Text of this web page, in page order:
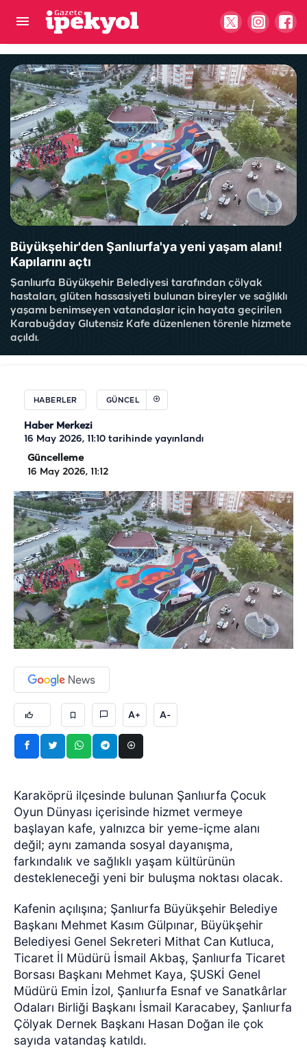
Büyükşehir'den Şanlıurfa'ya yeni yaşam alanı!
Kapılarını açtı
Şanlıurfa Büyükşehir Belediyesi tarafından çölyak
hastaları, glüten hassasiyeti bulunan bireyler ve sağlıklı
yaşamı benimseyen vatandaşlar için hayata geçirilen
Karabuğday Glutensiz Kafe düzenlenen törenle hizmete
açıldı.
HABERLER GÜNCEL
Haber Merkezi
16 May 2026, 11:10 tarihinde yayınlandı
Güncelleme
16 May 2026, 11:12
A+ A-
Karaköprü ilçesinde bulunan Şanlıurfa Çocuk
Oyun Dünyası içerisinde hizmet vermeye
başlayan kafe, yalnızca bir yeme-içme alanı
değil; aynı zamanda sosyal dayanışma,
farkındalık ve sağlıklı yaşam kültürünün
destekleneceği yeni bir buluşma noktası olacak.
Kafenin açılışına; Şanlıurfa Büyükşehir Belediye
Başkanı Mehmet Kasım Gülpınar, Büyükşehir
Belediyesi Genel Sekreteri Mithat Can Kutluca,
Ticaret İl Müdürü İsmail Akbaş, Şanlıurfa Ticaret
Borsası Başkanı Mehmet Kaya, ŞUSKİ Genel
Müdürü Emin İzol, Şanlıurfa Esnaf ve Sanatkârlar
Odaları Birliği Başkanı İsmail Karacabey, Şanlıurfa
Çölyak Dernek Başkanı Hasan Doğan ile çok
sayıda vatandaş katıldı.
Şanlıurfa'da su kesintisi çiftçiyi isyan ettirdi!
"Ekinler kuruma noktasına geldi"